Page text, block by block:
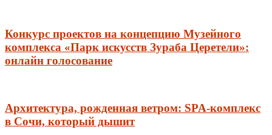
Конкурс проектов на концепцию Музейного
комплекса «Парк искусств Зураба Церетели»:
онлайн голосование
Архитектура, рожденная ветром: SPA-комплекс
в Сочи, который дышит